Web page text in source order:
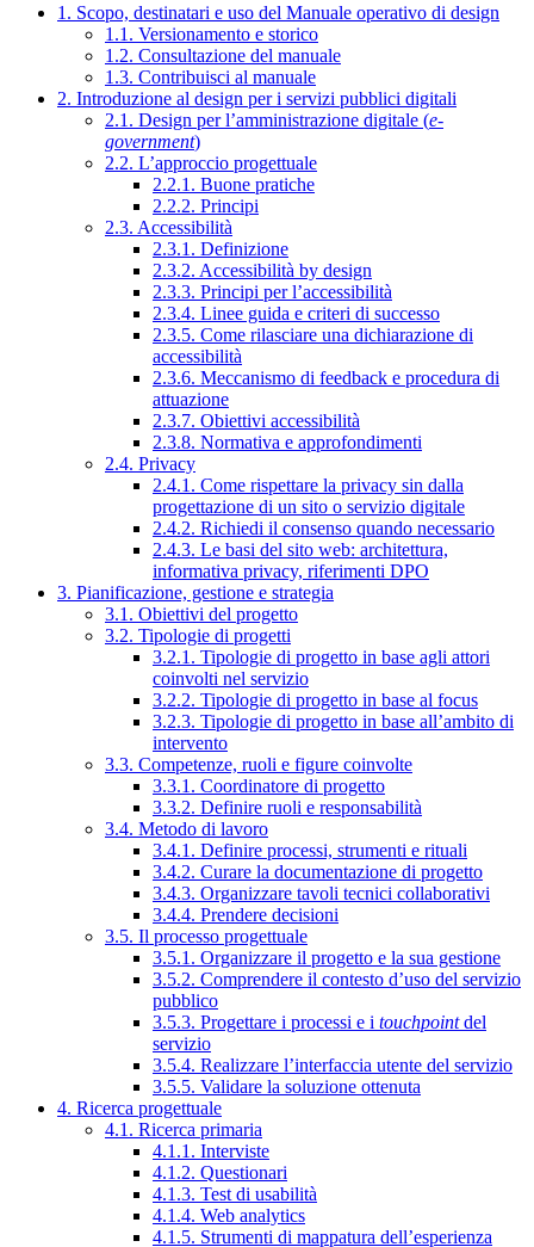
1. Scopo, destinatari e uso del Manuale operativo di design
1.1. Versionamento e storico
1.2. Consultazione del manuale
1.3. Contribuisci al manuale
2. Introduzione al design per i servizi pubblici digitali
2.1. Design per l’amministrazione digitale (e-
government)
2.2. L’approccio progettuale
2.2.1. Buone pratiche
2.2.2. Principi
2.3. Accessibilità
2.3.1. Definizione
2.3.2. Accessibilità by design
2.3.3. Principi per l’accessibilità
2.3.4. Linee guida e criteri di successo
2.3.5. Come rilasciare una dichiarazione di
accessibilità
2.3.6. Meccanismo di feedback e procedura di
attuazione
2.3.7. Obiettivi accessibilità
2.3.8. Normativa e approfondimenti
2.4. Privacy
2.4.1. Come rispettare la privacy sin dalla
progettazione di un sito o servizio digitale
2.4.2. Richiedi il consenso quando necessario
2.4.3. Le basi del sito web: architettura,
informativa privacy, riferimenti DPO
3. Pianificazione, gestione e strategia
3.1. Obiettivi del progetto
3.2. Tipologie di progetti
3.2.1. Tipologie di progetto in base agli attori
coinvolti nel servizio
3.2.2. Tipologie di progetto in base al focus
3.2.3. Tipologie di progetto in base all’ambito di
intervento
3.3. Competenze, ruoli e figure coinvolte
3.3.1. Coordinatore di progetto
3.3.2. Definire ruoli e responsabilità
3.4. Metodo di lavoro
3.4.1. Definire processi, strumenti e rituali
3.4.2. Curare la documentazione di progetto
3.4.3. Organizzare tavoli tecnici collaborativi
3.4.4. Prendere decisioni
3.5. Il processo progettuale
3.5.1. Organizzare il progetto e la sua gestione
3.5.2. Comprendere il contesto d’uso del servizio
pubblico
3.5.3. Progettare i processi e i touchpointdel
servizio
3.5.4. Realizzare l’interfaccia utente del servizio
3.5.5. Validare la soluzione ottenuta
4. Ricerca progettuale
4.1. Ricerca primaria
4.1.1. Interviste
4.1.2. Questionari
4.1.3. Test di usabilità
4.1.4. Web analytics
4.1.5. Strumenti di mappatura dell’esperienza